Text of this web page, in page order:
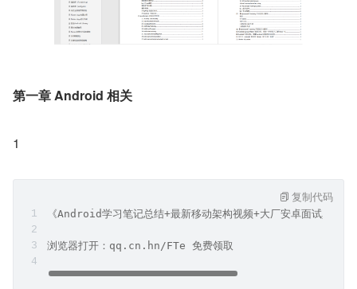
第一章 Android 相关
1
《Android学习笔记总结+最新移动架构视频+大厂安卓面试真题+
浏览器打开：qq.cn.hn/FTe 免费领取
复制代码